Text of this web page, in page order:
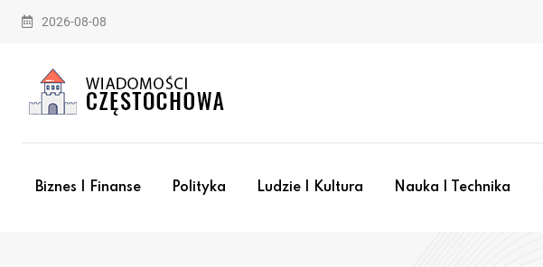
2026-08-08
Biznes I Finanse Polityka Ludzie I Kultura Nauka I Technika